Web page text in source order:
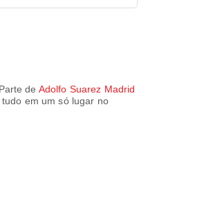
Parte de Adolfo Suarez Madrid
em um só lugar no